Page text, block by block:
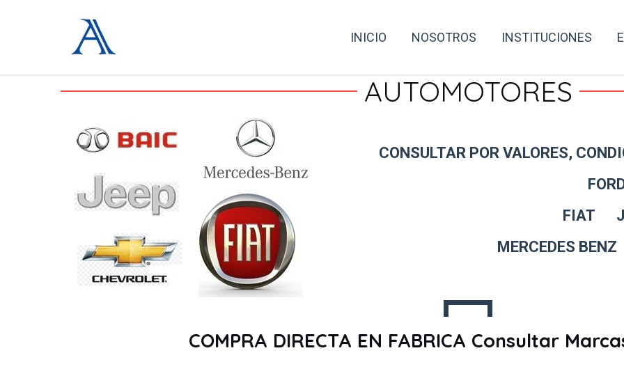
INICIO NOSOTROS INSTITUCIONES
AUTOMOTORES
CONSULTAR POR VALORES,
FIAT
MERCEDES
COMPRA DIRECTA EN FABRICA Consultar